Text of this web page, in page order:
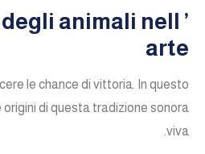
animali nell ’
arte
le chance di vittoria. In questo
di questa tradizione sonora
viva.